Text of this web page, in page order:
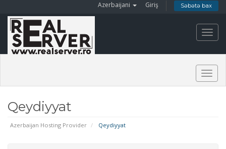
Azerbaijani Giriş Səbətə bax
Qeydiyyat
Azerbaijan Hosting Provider Qeydiyyat